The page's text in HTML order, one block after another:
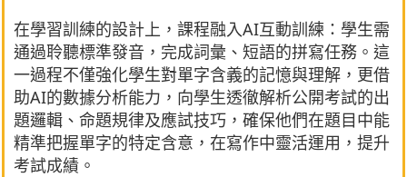
在學習訓練的設計上，課程融入AI互動訓練：學生需
通過聆聽標準發音，完成詞彙、短語的拼寫任務。這
一過程不僅強化學生對單字含義的記憶與理解，更借
助AI的數據分析能力，向學生透徹解析公開考試的出
題邏輯、命題規律及應試技巧，確保他們在題目中能
精準把握單字的特定含意，在寫作中靈活運用，提升
考試成績。